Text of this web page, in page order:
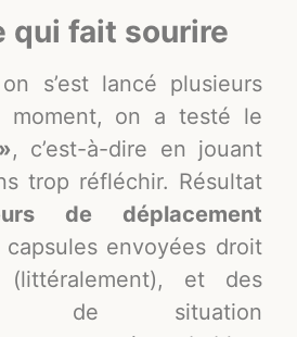
qui fait sourire
s’est lancé plusieurs
on a testé le
, c’est-à-dire en jouant
trop réfléchir. Résultat
de déplacement
envoyées droit
et des
de situation